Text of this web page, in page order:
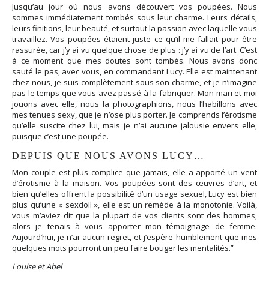
Jusqu’au jour où nous avons découvert vos poupées. Nous
sommes immédiatement tombés sous leur charme. Leurs détails,
leurs finitions, leur beauté, et surtout la passion avec laquelle vous
travaillez. Vos poupées étaient juste ce qu’il me fallait pour être
rassurée, car j’y ai vu quelque chose de plus : j’y ai vu de l’art. C’est
à ce moment que mes doutes sont tombés. Nous avons donc
sauté le pas, avec vous, en commandant Lucy. Elle est maintenant
chez nous, je suis complètement sous son charme, et je n’imagine
pas le temps que vous avez passé à la fabriquer. Mon mari et moi
jouons avec elle, nous la photographions, nous l’habillons avec
mes tenues sexy, que je n’ose plus porter. Je comprends l’érotisme
qu’elle suscite chez lui, mais je n’ai aucune jalousie envers elle,
puisque c’est une poupée.
DEPUIS QUE NOUS AVONS LUCY…
Mon couple est plus complice que jamais, elle a apporté un vent
d’érotisme à la maison. Vos poupées sont des œuvres d’art, et
bien qu’elles offrent la possibilité d’un usage sexuel, Lucy est bien
plus qu’une « sexdoll », elle est un remède à la monotonie. Voilà,
vous m’aviez dit que la plupart de vos clients sont des hommes,
alors je tenais à vous apporter mon témoignage de femme.
Aujourd’hui, je n’ai aucun regret, et j’espère humblement que mes
quelques mots pourront un peu faire bouger les mentalités.”
Louise et Abel